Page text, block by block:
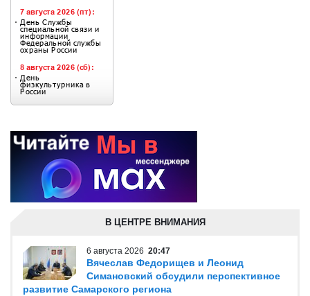
В ЦЕНТРЕ ВНИМАНИЯ
6 августа 2026 20:47
Вячеслав Федорищев и Леонид
Симановский обсудили перспективное
развитие Самарского региона